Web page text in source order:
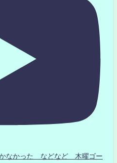
なかった などなど 木曜ゴー